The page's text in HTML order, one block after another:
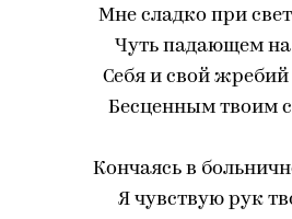
Мне сладко при
Чуть падающем на
Себя и свой
Бесценным твоим
Кончаясь в
Я чувствую рук